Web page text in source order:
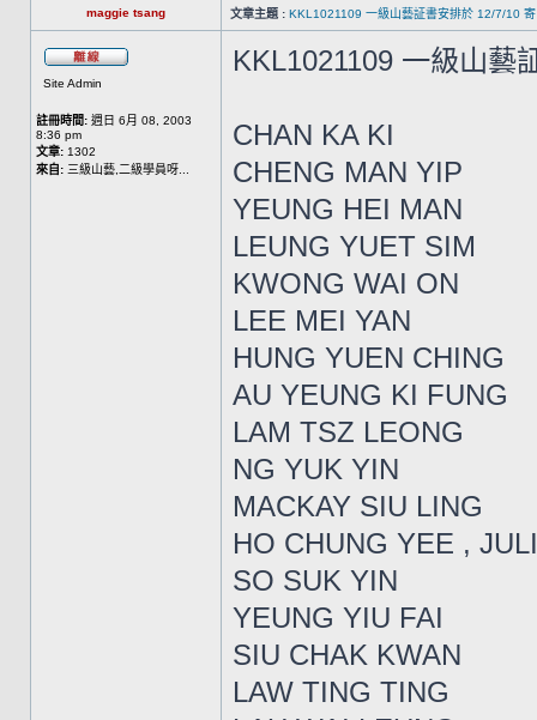
maggie tsang 文章主題 : KKL1021109 一級山藝証書安排於 12/7/10
Site Admin
註冊時間: 週日 6月 08, 2003
8:36 pm
文章: 1302
來自: 三級山藝,二級學員呀...
KKL1021109 一級山藝
CHAN KA KI
CHENG MAN YIP
YEUNG HEI MAN
LEUNG YUET SIM
KWONG WAI ON
LEE MEI YAN
HUNG YUEN CHING
AU YEUNG KI FUNG
LAM TSZ LEONG
NG YUK YIN
MACKAY SIU LING
HO CHUNG YEE ,
SO SUK YIN
YEUNG YIU FAI
SIU CHAK KWAN
LAW TING TING